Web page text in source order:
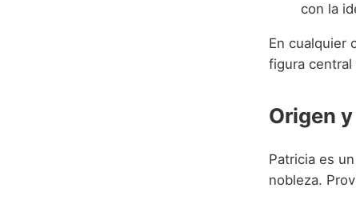
con la
En cualquier
figura
Origen
Patricia es
nobleza.